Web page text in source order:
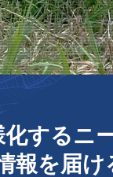
するニ
報を届け